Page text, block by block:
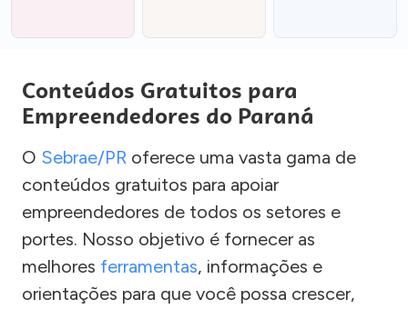
Conteúdos Gratuitos para
Empreendedores do Paraná
O Sebrae/PR oferece uma vasta gama de
conteúdos gratuitos para apoiar
empreendedores de todos os setores e
portes. Nosso objetivo é fornecer as
melhores ferramentas, informações e
orientações para que você possa crescer,